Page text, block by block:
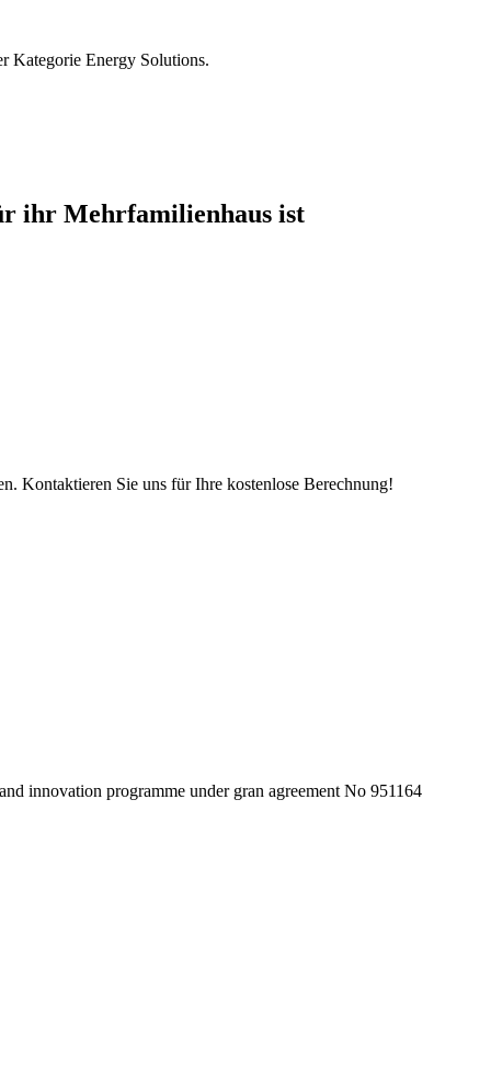
Kategorie Energy Solutions.
ihr Mehrfamilienhaus ist
Kontaktieren Sie uns für Ihre kostenlose Berechnung!
innovation programme under gran agreement No 951164